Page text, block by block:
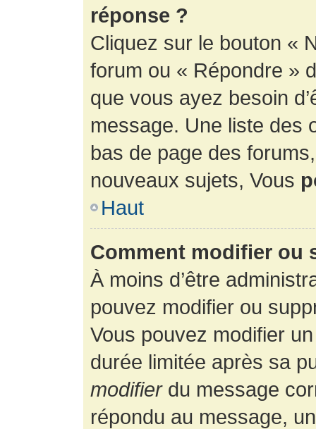
réponse ?
Cliquez sur le bouton «
forum ou « Répondre »
que vous ayez besoin
message. Une liste des
bas de page des
nouveaux sujets, Vous
Haut
Comment modifier ou
À moins d’être
pouvez modifier ou
Vous pouvez modifier
durée limitée après sa
modifierdu message
répondu au message,